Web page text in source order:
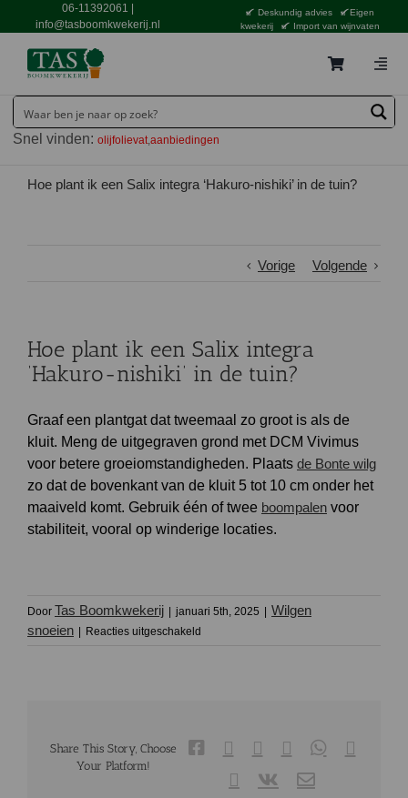
06-11392061
info@tasboomkwekerij.nl
Deskundig advies
Eigen
kwekerij
Import van wijnvaten
Contact en bestellen
Catalogus
Tuinthema’s
Snel vinden:olijfolievat aanbiedingen
Hoe plant ik een Salix integra ‘Hakuro-nishiki’ in de tuin?
Vorige Volgende
Hoe plant ik een Salix integra
‘Hakuro-nishiki’ in de tuin?
Graaf een plantgat dat tweemaal zo groot is als de
kluit. Meng de uitgegraven grond met DCM Vivimus
voor betere groeiomstandigheden. Plaats de Bonte wilg
zo dat de bovenkant van de kluit 5 tot 10 cm onder het
maaiveld komt. Gebruik één of twee boompalenvoor
stabiliteit, vooral op winderige locaties.
Door Tas Boomkwekerij januari 5th, 2025
Wilgen
snoeien
Reacties uitgeschakeld
‘Hakuro-
nishiki’
Share This Story, Choose
Your Platform!
Facebook Reddit LinkedInWhatsApp
Pinterest
E-
mail